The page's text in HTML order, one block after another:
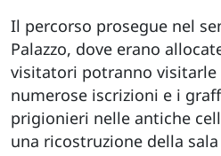
Il percorso prosegue nel
Palazzo, dove erano
visitatori potranno visitarle
numerose iscrizioni e i
prigionieri nelle antiche
una ricostruzione della